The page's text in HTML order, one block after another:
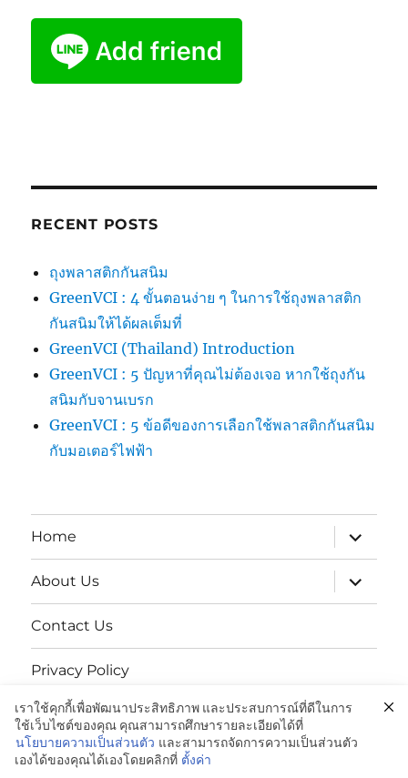
RECENT POSTS
ถุงพลาสติกกันสนิม
GreenVCI : 4 ขั้นตอนง่าย ๆ ในการใช้ถุงพลาสติก
กันสนิมให้ได้ผลเต็มที่
GreenVCI (Thailand) Introduction
GreenVCI : 5 ปัญหาที่คุณไม่ต้องเจอ หากใช้ถุงกัน
สนิมกับจานเบรก
GreenVCI : 5 ข้อดีของการเลือกใช้พลาสติกกันสนิม
กับมอเตอร์ไฟฟ้า
Home
expand
child
menu
About Us
expand
child
menu
Contact Us
Privacy Policy
นโยบายความเป็นส่วนตัว
GREENVCi|ถุงพลาสติกป้องกันสนิม:081-042-4988
เราใช้คุกกี้เพื่อพัฒนาประสิทธิภาพ และประสบการณ์ที่ดีในการ
ใช้เว็บไซต์ของคุณ คุณสามารถศึกษารายละเอียดได้ที่
นโยบายความเป็นส่วนตัว และสามารถจัดการความเป็นส่วนตัว
เองได้ของคุณได้เองโดยคลิกที่ ตั้งค่า